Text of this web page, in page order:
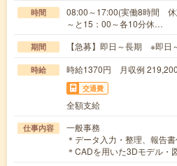
時間
08:00～17:00(実働8時間
～と15：00～各10分休…
期間 【急募】即日～長期 ※即日
時給 時給1370円 月収例
交通費
全額支給
仕事内容
一般事務
＊データ入力・整理、報告
＊CADを用いた3Dモデル